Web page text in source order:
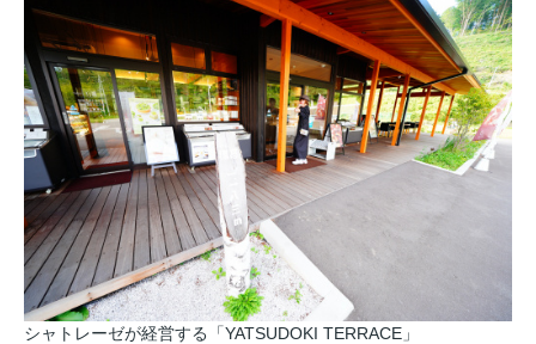
シャトレーゼが経営する「YATSUDOKI TERRACE」